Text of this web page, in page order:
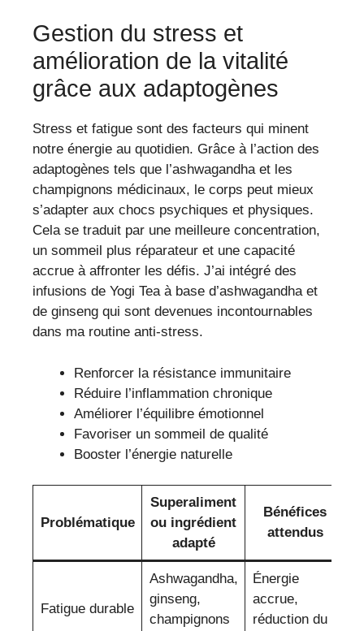
Gestion du stress et
amélioration de la vitalité
grâce aux adaptogènes
Stress et fatigue sont des facteurs qui minent
notre énergie au quotidien. Grâce à l’action des
adaptogènes tels que l’ashwagandha et les
champignons médicinaux, le corps peut mieux
s’adapter aux chocs psychiques et physiques.
Cela se traduit par une meilleure concentration,
un sommeil plus réparateur et une capacité
accrue à affronter les défis. J’ai intégré des
infusions de Yogi Tea à base d’ashwagandha et
de ginseng qui sont devenues incontournables
dans ma routine anti-stress.
Renforcer la résistance immunitaire
Réduire l’inflammation chronique
Améliorer l’équilibre émotionnel
Favoriser un sommeil de qualité
Booster l’énergie naturelle
Problématique
Superaliment
ou ingrédient
adapté
Bénéfices
attendus
Fatigue durable
Ashwagandha,
ginseng,
champignons
Énergie
accrue,
réduction du